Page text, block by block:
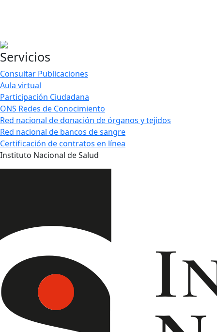
Servicios
Consultar Publicaciones
Aula virtual
Participación Ciudadana
ONS Redes de Conocimiento
Red nacional de donación de órganos y tejidos
Red nacional de bancos de sangre
Certificación de contratos en línea
Instituto Nacional de Salud